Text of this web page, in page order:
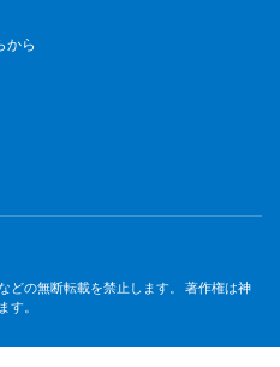
から
どの無断転載を禁止します。 著作権は神
す。